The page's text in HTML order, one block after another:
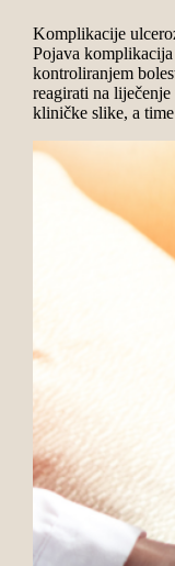
Komplikacije
Pojava komplikacija
kontroliranjem
reagirati na
kliničke slike, a